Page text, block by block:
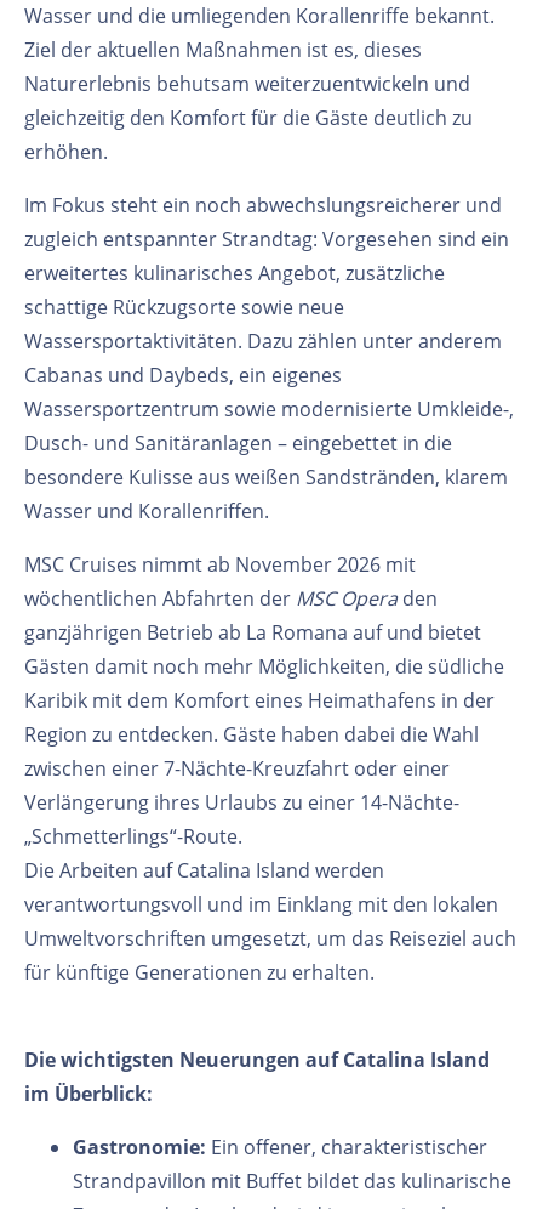
Wasser und die umliegenden Korallenriffe bekannt.
Ziel der aktuellen Maßnahmen ist es, dieses
Naturerlebnis behutsam weiterzuentwickeln und
gleichzeitig den Komfort für die Gäste deutlich zu
erhöhen.
Im Fokus steht ein noch abwechslungsreicherer und
zugleich entspannter Strandtag: Vorgesehen sind ein
erweitertes kulinarisches Angebot, zusätzliche
schattige Rückzugsorte sowie neue
Wassersportaktivitäten. Dazu zählen unter anderem
Cabanas und Daybeds, ein eigenes
Wassersportzentrum sowie modernisierte Umkleide-,
Dusch- und Sanitäranlagen – eingebettet in die
besondere Kulisse aus weißen Sandstränden, klarem
Wasser und Korallenriffen.
MSC Cruises nimmt ab November 2026 mit
wöchentlichen Abfahrten der MSC Operaden
ganzjährigen Betrieb ab La Romana auf und bietet
Gästen damit noch mehr Möglichkeiten, die südliche
Karibik mit dem Komfort eines Heimathafens in der
Region zu entdecken. Gäste haben dabei die Wahl
zwischen einer 7-Nächte-Kreuzfahrt oder einer
Verlängerung ihres Urlaubs zu einer 14-Nächte-
„Schmetterlings“-Route.
Die Arbeiten auf Catalina Island werden
verantwortungsvoll und im Einklang mit den lokalen
Umweltvorschriften umgesetzt, um das Reiseziel auch
für künftige Generationen zu erhalten.
Die wichtigsten Neuerungen auf Catalina Island
im Überblick:
Gastronomie: Ein offener, charakteristischer
Strandpavillon mit Buffet bildet das kulinarische